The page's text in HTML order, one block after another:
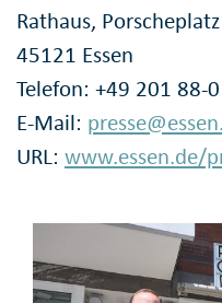
Rathaus, Porscheplatz
45121 Essen
Telefon: +49 201 88-
E-Mail:
URL: www.essen.de/